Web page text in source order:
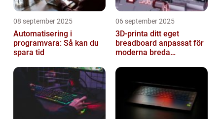
08 september 2025
Automatisering i
programvara: Så kan du
spara tid
06 september 2025
3D-printa ditt eget
breadboard anpassat för
moderna breda